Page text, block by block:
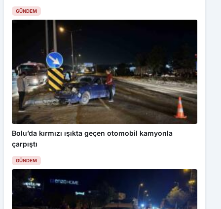
GÜNDEM
Bolu’da kırmızı ışıkta geçen otomobil kamyonla
çarpıştı
GÜNDEM